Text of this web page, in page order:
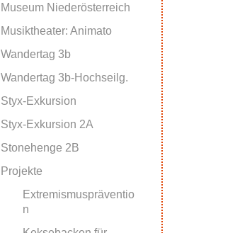
Museum Niederösterreich
Musiktheater: Animato
Wandertag 3b
Wandertag 3b-Hochseilg.
Styx-Exkursion
Styx-Exkursion 2A
Stonehenge 2B
Projekte
Extremismuspräventio
n